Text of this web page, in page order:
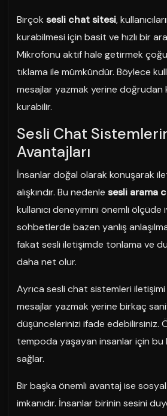
Birçok sesli chat sitesi,
kurabilmesi için basit ve hızlı bir
Mikrofonu aktif hale getirmek
tıklama ile mümkündür. Böylece
mesajlar yazmak yerine doğrudan
kurabilir.
Sesli Chat
Avantajları
İnsanlar doğal olarak konuşarak
alışkındır. Bu nedenle sesli arama
kullanıcı deneyimini önemli ölçüde
sohbetlerde bazen yanlış
fakat sesli iletişimde tonlama ve
daha net olur.
Ayrıca sesli chat sistemleri iletişimi
mesajlar yazmak yerine birkaç
düşüncelerinizi ifade edebilirsiniz.
tempoda yaşayan insanlar için bu
sağlar.
Bir başka önemli avantaj ise
imkanıdır. İnsanlar birinin sesini